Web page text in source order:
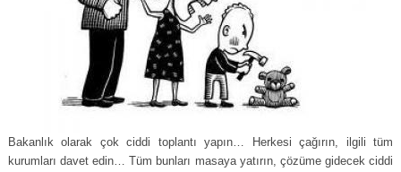
Bakanlık olarak çok ciddi toplantı yapın… Herkesi çağırın, ilgili tüm
kurumları davet edin… Tüm bunları masaya yatırın, çözüme gidecek ciddi